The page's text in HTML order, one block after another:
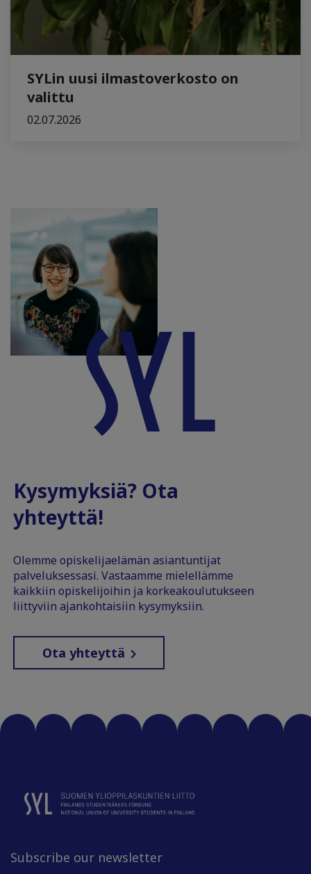
SYLin uusi ilmastoverkosto on
valittu
02.07.2026
Kysymyksiä? Ota
yhteyttä!
Olemme opiskelijaelämän asiantuntijat
palveluksessasi. Vastaamme mielellämme
kaikkiin opiskelijoihin ja korkeakoulutukseen
liittyviin ajankohtaisiin kysymyksiin.
Ota yhteyttä
Subscribe our newsletter